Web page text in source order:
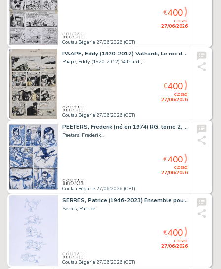
Coutau Bégarie 27/06/2026 (CET)
closed
27/06/2026
€400
PAAPE, Eddy (1920-2012) Valhardi, Le roc du diable,...
Paape, Eddy (1920-2012) Valhardi,...
Coutau Bégarie 27/06/2026 (CET)
closed
27/06/2026
€400
PEETERS, Frederik (né en 1974) RG, tome 2, planche...
Peeters, Frederik...
Coutau Bégarie 27/06/2026 (CET)
closed
27/06/2026
€400
SERRES, Patrice (1946-2023) Ensemble pour un projet...
Serres, Patrice...
Coutau Bégarie 27/06/2026 (CET)
closed
27/06/2026
€400